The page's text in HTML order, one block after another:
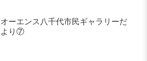
オーエンス八千代市民ギャラリーだ
より⑦